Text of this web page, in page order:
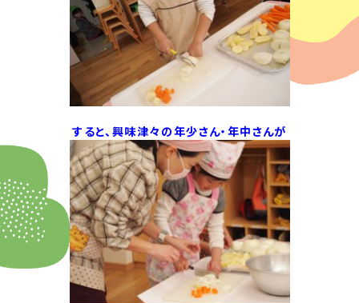
すると、興味津々の年少さん・年中さんが